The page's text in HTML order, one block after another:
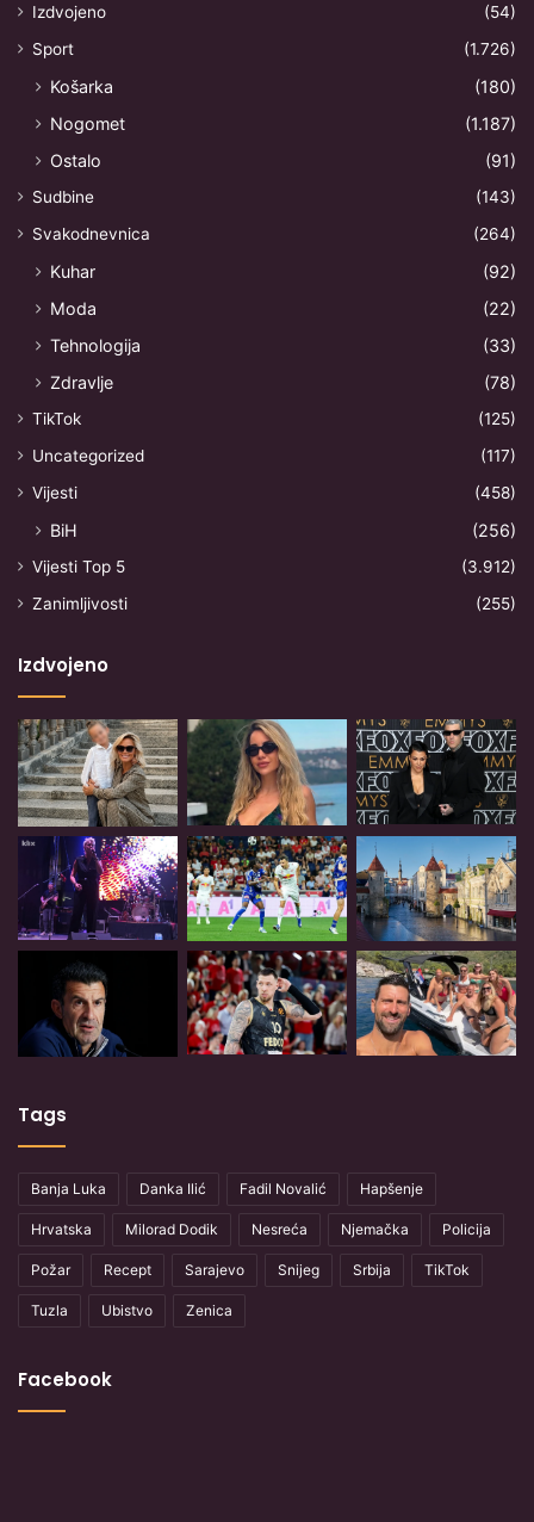
Izdvojeno
(54)
Sport
(1.726)
Košarka
(180)
Nogomet
(1.187)
Ostalo
(91)
Sudbine
(143)
Svakodnevnica
(264)
Kuhar
(92)
Moda
(22)
Tehnologija
(33)
Zdravlje
(78)
TikTok
(125)
Uncategorized
(117)
Vijesti
(458)
BiH (256)
Vijesti Top 5
(3.912)
Zanimljivosti
(255)
Izdvojeno
Tags
Banja Luka Danka Ilić Fadil Novalić Hapšenje
Hrvatska Milorad Dodik Nesreća Njemačka Policija
Požar Recept Sarajevo Snijeg Srbija TikTok
Tuzla Ubistvo Zenica
Facebook